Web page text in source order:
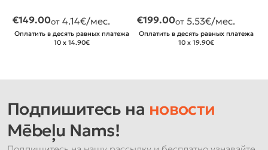
€149.00от 4.14€/мес.
Оплатить в десять равных платежа
10 x 14.90€
€199.00от 5.53€/мес.
Оплатить в десять равных платежа
10 x 19.90€
Подпишитесь на новости
Mēbeļu Nams!